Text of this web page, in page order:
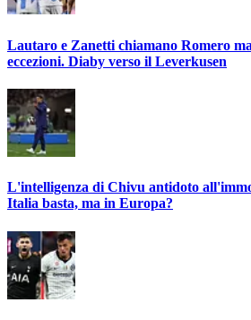
Lautaro e Zanetti chiamano Romero
eccezioni. Diaby verso il Leverkusen
L'intelligenza di Chivu antidoto
Italia basta, ma in Europa?